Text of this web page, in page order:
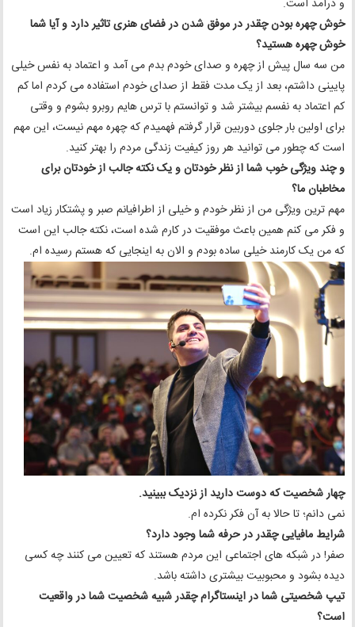
و درآمد است.
خوش چهره بودن چقدر در موفق شدن در فضای هنری تاثیر دارد و آیا شما
خوش چهره هستید؟
من سه سال پیش از چهره و صدای خودم بدم می آمد و اعتماد به نفس خیلی
پایینی داشتم، بعد از یک مدت فقط از صدای خودم استفاده می کردم اما کم
کم اعتماد به نفسم بیشتر شد و توانستم با ترس هایم روبرو بشوم و وقتی
برای اولین بار جلوی دوربین قرار گرفتم فهمیدم که چهره مهم نیست، این مهم
است که چطور می توانید هر روز کیفیت زندگی مردم را بهتر کنید.
و چند ویژگی خوب شما از نظر خودتان و یک نکته جالب از خودتان برای
مخاطبان ما؟
مهم ترین ویژگی من از نظر خودم و خیلی از اطرافیانم صبر و پشتکار زیاد است
و فکر می کنم همین باعث موفقیت در کارم شده است، نکته جالب این است
که من یک کارمند خیلی ساده بودم و الان به اینجایی که هستم رسیده ام.
چهار شخصیت که دوست دارید از نزدیک ببینید.
نمی دانم؛ تا حالا به آن فکر نکرده ام.
شرایط مافیایی چقدر در حرفه شما وجود دارد؟
صفر! در شبکه های اجتماعی این مردم هستند که تعیین می کنند چه کسی
دیده بشود و محبوبیت بیشتری داشته باشد.
تیپ شخصیتی شما در اینستاگرام چقدر شبیه شخصیت شما در واقعیت
است؟